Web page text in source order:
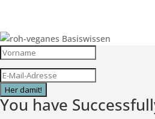
Her damit!
You have